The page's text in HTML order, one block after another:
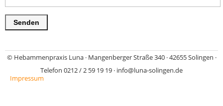
Senden
© Hebammenpraxis Luna · Mangenberger Straße 340 · 42655 Solingen ·
Telefon 0212 / 2 59 19 19 · info@luna-solingen.de
Impressum